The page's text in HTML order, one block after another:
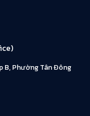
B, Phường Tân Đông